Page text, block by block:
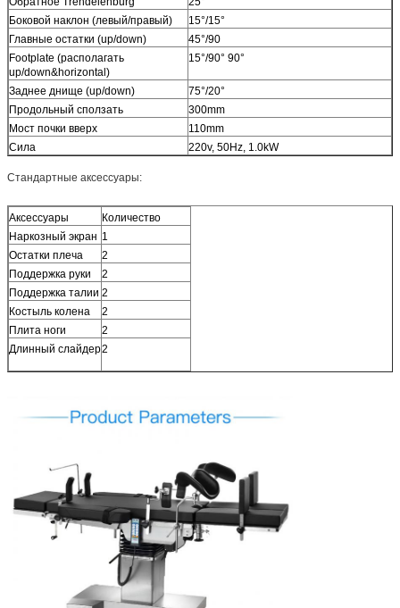
Боковой наклон (левый/правый)
15°/15°
Главные остатки (up/down)
45°/90
Footplate (располагать
up/down&horizontal)
15°/90° 90°
Заднее днище (up/down)
75°/20°
Продольный сползать
300mm
Мост почки вверх
110mm
Сила
220v, 50Hz, 1.0kW
Стандартные аксессуары:
Аксессуары
Количество
Наркозный экран 1
Остатки плеча
2
Поддержка руки
2
Поддержка талии 2
Костыль колена
2
Плита ноги
2
Длинный слайдер2